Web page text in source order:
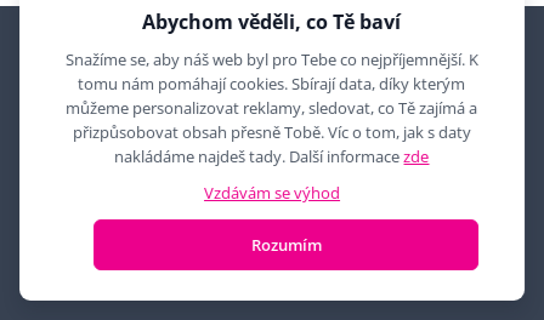
Volejte Po-Pi 09:00-12:30, 13:00-17:30, So 09:00-12:00
+420 774 777 710
obchod@modadeti.cz
Abychom věděli, co Tě baví
Snažíme se, aby náš web byl pro Tebe co nejpříjemnější. K
tomu nám pomáhají cookies. Sbírají data, díky kterým
můžeme personalizovat reklamy, sledovat, co Tě zajímá a
přizpůsobovat obsah přesně Tobě. Víc o tom, jak s daty
nakládáme najdeš tady. Další informacezde
Vzdávám se výhod
Rozumím